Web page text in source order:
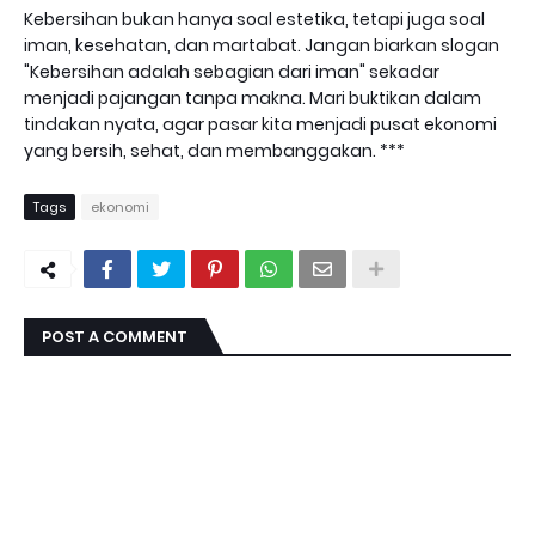
Kebersihan bukan hanya soal estetika, tetapi juga soal
iman, kesehatan, dan martabat. Jangan biarkan slogan
"Kebersihan adalah sebagian dari iman" sekadar
menjadi pajangan tanpa makna. Mari buktikan dalam
tindakan nyata, agar pasar kita menjadi pusat ekonomi
yang bersih, sehat, dan membanggakan. ***
Tags ekonomi
POST A COMMENT